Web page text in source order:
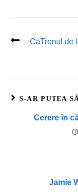
CaTrenul de
S-AR PUTEA
Cerere în
Jamie